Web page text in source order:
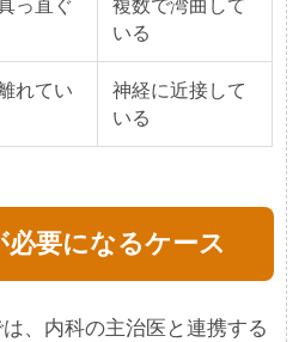
っ直ぐ
複数で湾曲して
いる
れてい
神経に近接して
いる
必要になるケース
、内科の主治医と連携する